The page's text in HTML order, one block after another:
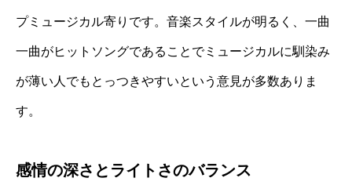
プミュージカル寄りです。音楽スタイルが明るく、一曲
一曲がヒットソングであることでミュージカルに馴染み
が薄い人でもとっつきやすいという意見が多数ありま
す。
感情の深さとライトさのバランス